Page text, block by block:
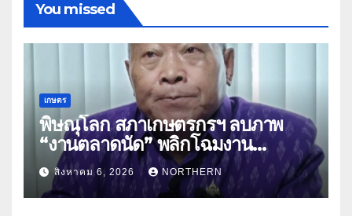
You missed
เกษตร
พิษณุโลก สภาเกษตรกรฯ ลบภาพ
“งานตลาดนัด” พลิกโฉมงาน
“เกษตรรุ่งเรืองเมืองสองแคว 69” มุ่ง
ประโยชน์เกษตรกร ดึงนวัตกรรม-จับ
คู่ธุรกิจดันสินค้าเกษตรสู่สากล (คลิป)
สิงหาคม 6, 2026 NORTHERN